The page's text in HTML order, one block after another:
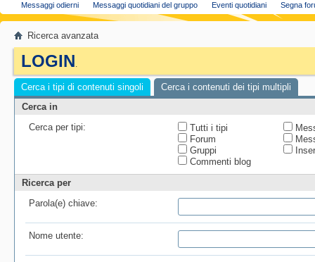
Messaggi odierni Messaggi quotidiani del gruppo Eventi quotidiani Segna
Ricerca avanzata
LOGIN.
Cerca i tipi di contenuti singoli
Cerca i contenuti dei tipi multipli
Cerca in
Cerca per tipi:
Tutti i tipi
Forum
Gruppi
Commenti blog
Ricerca per
Parola(e) chiave:
Nome utente: